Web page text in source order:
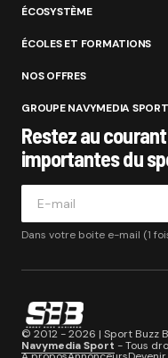
ÉCOSYSTÈME
ÉCOLES ET FORMATIONS
NOS OFFRES
GROUPE NAVYMEDIA SPORT
Restez au
importantes du
Dans votre boite e-mail (1
© 2012 - 2026 | Sport Buzz
Navymedia Sport - Tous